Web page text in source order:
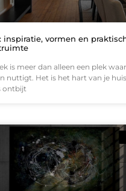
inspiratie, vormen en
is meer dan alleen een plek
nuttigt. Het is het hart van je huis
ontbijt